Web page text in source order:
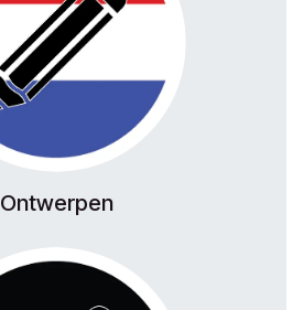
Ontwerpen